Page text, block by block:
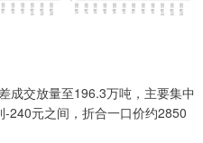
交放量至196.3万吨，主要集中
240元之间，折合一口价约2850